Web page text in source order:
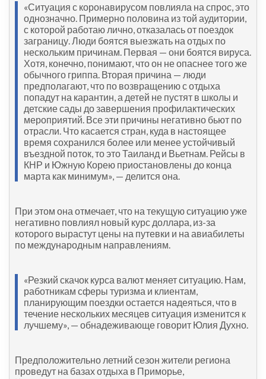
«Ситуация с коронавирусом повлияла на спрос, это
однозначно. Примерно половина из той аудитории,
с которой работаю лично, отказалась от поездок
заграницу. Люди боятся выезжать на отдых по
нескольким причинам. Первая — они боятся вируса.
Хотя, конечно, понимают, что он не опаснее того же
обычного гриппа. Вторая причина — люди
предполагают, что по возвращению с отдыха
попадут на карантин, а детей не пустят в школы и
детские сады до завершения профилактических
мероприятий. Все эти причины негативно бьют по
отрасли. Что касается стран, куда в настоящее
время сохранился более или менее устойчивый
въездной поток, то это Таиланд и Вьетнам. Рейсы в
КНР и Южную Корею приостановлены до конца
марта как минимум», — делится она.
При этом она отмечает, что на текущую ситуацию уже
негативно повлиял новый курс доллара, из-за
которого вырастут цены на путевки и на авиабилеты
по международным направлениям.
«Резкий скачок курса валют меняет ситуацию. Нам,
работникам сферы туризма и клиентам,
планирующим поездки остается надеяться, что в
течение нескольких месяцев ситуация изменится к
лучшему», — обнадеживающе говорит Юлия Духно.
Предположительно летний сезон жители региона
проведут на базах отдыха в Приморье,